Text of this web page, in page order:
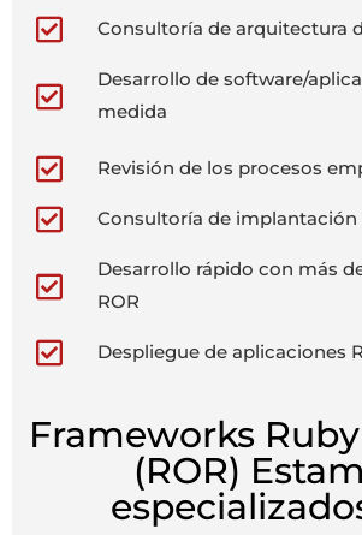
Consultoría de arquitectura
Desarrollo de software/
medida
Revisión de los procesos
Consultoría de implantación
Desarrollo rápido con más
ROR
Despliegue de aplicaciones
Frameworks
(ROR)